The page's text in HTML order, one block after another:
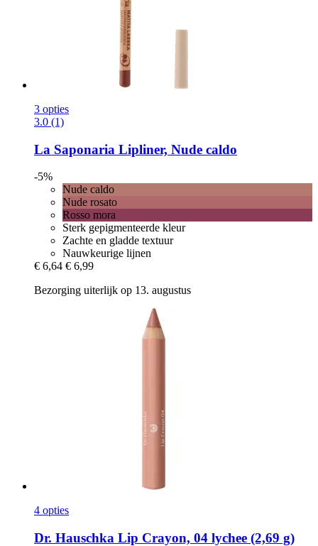
3 opties
3.0 (1)
La Saponaria Lipliner, Nude caldo
-5%
Nude caldo
Nude rosato
Rosso mora
Sterk gepigmenteerde kleur
Zachte en gladde textuur
Nauwkeurige lijnen
€ 6,64 € 6,99
Bezorging uiterlijk op 13. augustus
4 opties
Dr. Hauschka Lip Crayon, 04 lychee (2,69 g)